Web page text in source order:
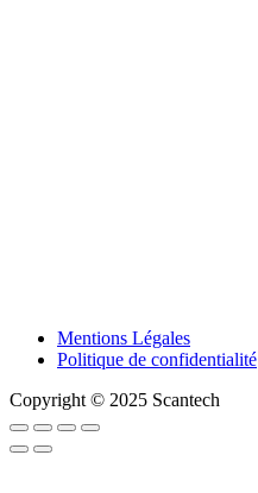
Mentions Légales
Politique de confidentialité
Copyright © 2025 Scantech